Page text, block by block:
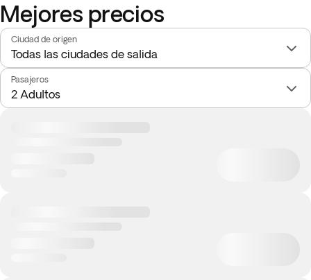
Mejores precios
Ciudad de origen
Pasajeros